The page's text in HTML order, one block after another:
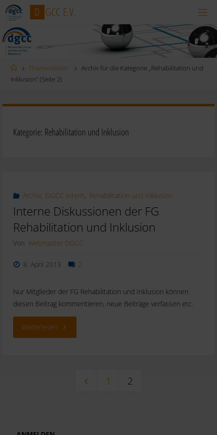
Zum
Inhalt
springen
D GCC E.V.
Startseite
Themenfelder
Archiv für die Kategorie „Rehabilitation und
Inklusion“(Seite 2)
Kategorie: Rehabilitation und Inklusion
Archiv, DGCC Intern, Rehabilitation und Inklusion
Interne Diskussionen der FG
Rehabilitation und Inklusion
Von Webmaster DGCC
8. April 2013 2
Nur Mitglieder der FG Rehabilitation und Inklusion können
diesen Beitrag kommentieren, neue Beiträge verfassen etc.
Weiterlesen "Interne
1 2